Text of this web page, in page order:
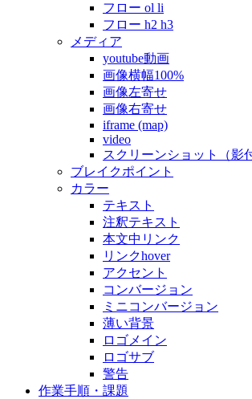
フロー ol li
フロー h2 h3
メディア
youtube動画
画像横幅100%
画像左寄せ
画像右寄せ
iframe (map)
video
スクリーンショット（影
ブレイクポイント
カラー
テキスト
注釈テキスト
本文中リンク
リンクhover
アクセント
コンバージョン
ミニコンバージョン
薄い背景
ロゴメイン
ロゴサブ
警告
作業手順・課題